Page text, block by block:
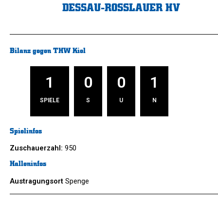
DESSAU-ROSSLAUER HV
Bilanz gegen THW Kiel
1
SPIELE
0
S
0
U
1
N
Spielinfos
Zuschauerzahl: 950
Halleninfos
Austragungsort Spenge